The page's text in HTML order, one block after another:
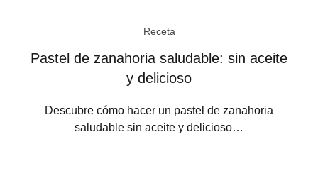
Receta
Pastel de zanahoria saludable: sin aceite
y delicioso
Descubre cómo hacer un pastel de zanahoria
saludable sin aceite y delicioso…